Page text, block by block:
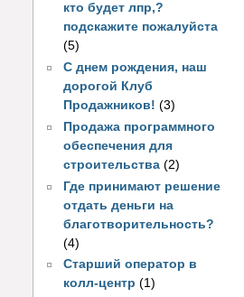
кто будет лпр,?
подскажите пожалуйста
(5)
С днем рождения, наш
дорогой Клуб
Продажников! (3)
Продажа программного
обеспечения для
строительства (2)
Где принимают решение
отдать деньги на
благотворительность?
(4)
Старший оператор в
колл-центр (1)